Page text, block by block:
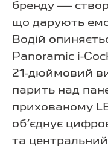
бренду —
що дарують
Водій
Panoramic i-
21-дюймовий
парить над
прихованому
об’єднує
та